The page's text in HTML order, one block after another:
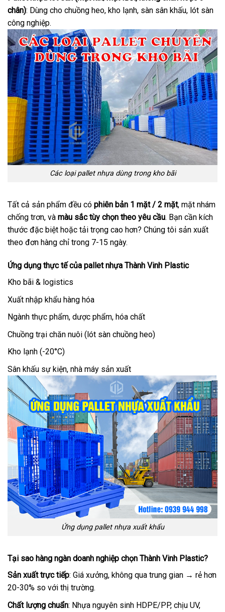
chân): Dùng cho chuồng heo, kho lạnh, sàn sân khấu, lót sàn
công nghiệp.
Các loại pallet nhựa dùng trong kho bãi
Tất cả sản phẩm đều có phiên bản 1 mặt / 2 mặt, mặt nhám
chống trơn, và màu sắc tùy chọn theo yêu cầu. Bạn cần kích
thước đặc biệt hoặc tải trọng cao hơn? Chúng tôi sản xuất
theo đơn hàng chỉ trong 7-15 ngày.
Ứng dụng thực tế của pallet nhựa Thành Vinh Plastic
Kho bãi & logistics
Xuất nhập khẩu hàng hóa
Ngành thực phẩm, dược phẩm, hóa chất
Chuồng trại chăn nuôi (lót sàn chuồng heo)
Kho lạnh (-20°C)
Sân khấu sự kiện, nhà máy sản xuất
Ứng dụng pallet nhựa xuất khẩu
Tại sao hàng ngàn doanh nghiệp chọn Thành Vinh Plastic?
Sản xuất trực tiếp: Giá xưởng, không qua trung gian → rẻ hơn
20-30% so với thị trường.
Chất lượng chuẩn: Nhựa nguyên sinh HDPE/PP, chịu UV,